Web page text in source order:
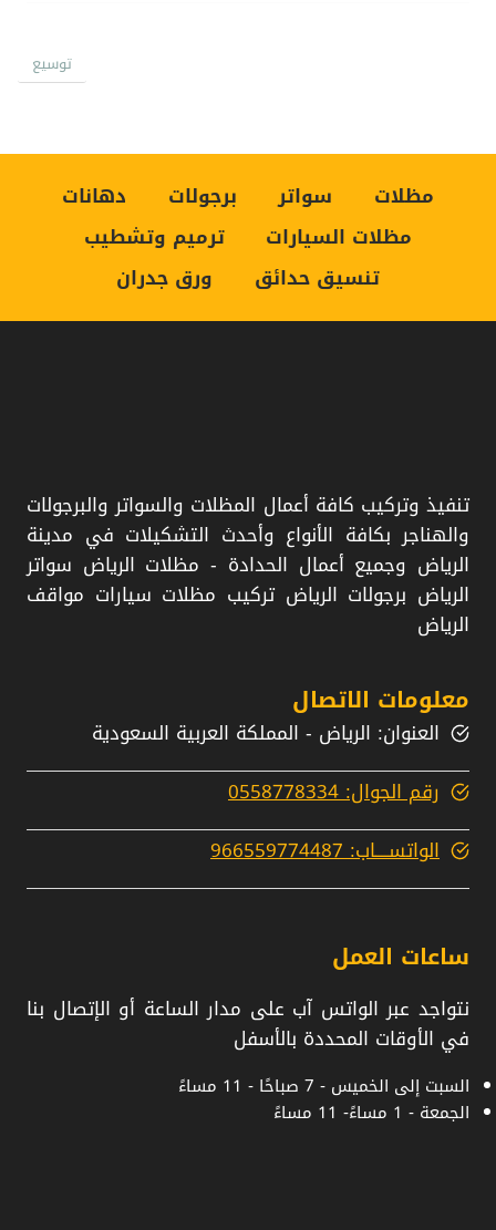
اسعار السواتر جديد
سواتر بلاستيك
مظلات سيارات
محل مظلات
توسيع
مظلات سواتر برجولات
دهانات
مظلات السيارات
ترميم وتشطيب
تنسيق حدائق
ورق جدران
تنفيذ وتركيب كافة أعمال المظلات والسواتر والبرجولات
والهناجر بكافة الأنواع وأحدث التشكيلات في مدينة
الرياض وجميع أعمال الحدادة - مظلات الرياض سواتر
الرياض برجولات الرياض تركيب مظلات سيارات مواقف
الرياض
معلومات الاتصال
العنوان: الرياض - المملكة العربية السعودية
رقم الجوال: 0558778334
الواتســــاب: 966559774487
ساعات العمل
نتواجد عبر الواتس آب على مدار الساعة أو الإتصال بنا
في الأوقات المحددة بالأسفل
السبت إلى الخميس - 7 صباحًا - 11 مساءً
الجمعة - 1 مساءً- 11 مساءً